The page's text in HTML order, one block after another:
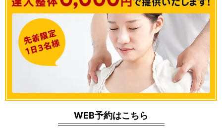
WEB予約はこちら